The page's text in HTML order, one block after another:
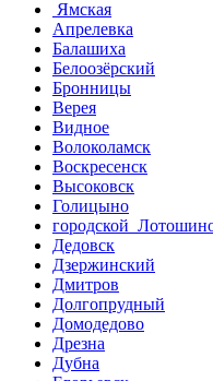
Ямская
Апрелевка
Балашиха
Белоозёрский
Бронницы
Верея
Видное
Волоколамск
Воскресенск
Высоковск
Голицыно
городской
Дедовск
Дзержинский
Дмитров
Долгопрудный
Домодедово
Дрезна
Дубна